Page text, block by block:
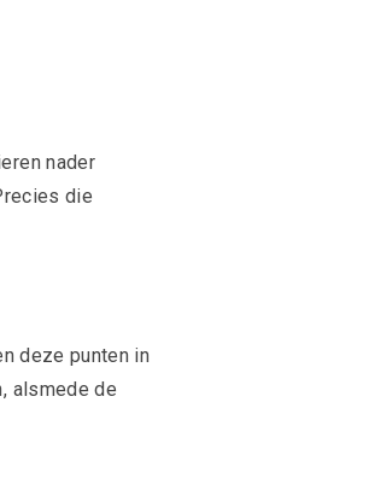
nader
die
deze punten in
alsmede de